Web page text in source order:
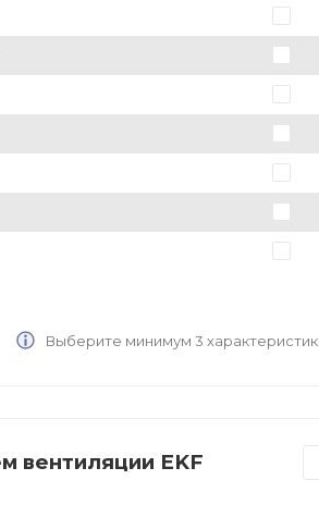
Выберите минимум 3
вентиляции EKF